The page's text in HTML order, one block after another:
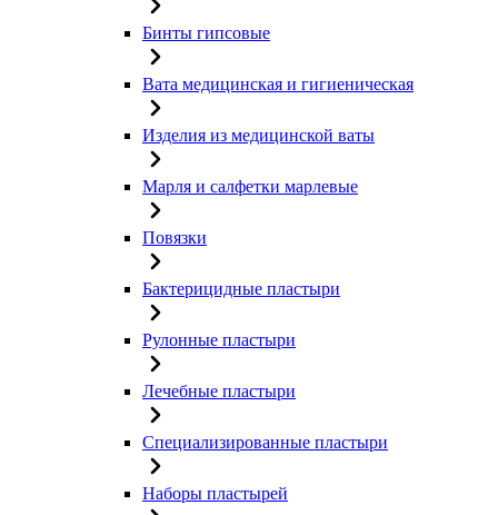
Бинты гипсовые
Вата медицинская и гигиеническая
Изделия из медицинской ваты
Марля и салфетки марлевые
Повязки
Бактерицидные пластыри
Рулонные пластыри
Лечебные пластыри
Специализированные пластыри
Наборы пластырей